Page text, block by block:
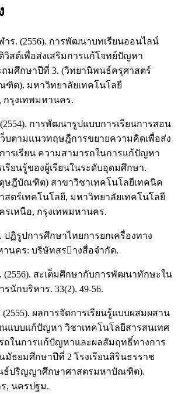
ร. (2556). การพัฒนาบทเรียนออนไลน์
สต์เพื่อส่งเสริมการแก้โจทย์ปัญหา
มศึกษาปีที่ 3. (วิทยานิพนธ์ครุศาสตร์
ต). มหาวิทยาลัยเทคโนโลยี
กรุงเทพมหานคร.
การพัฒนารูปแบบการเรียนการสอน
บตามแนวทฤษฎีการขยายความคิดเพื่อส่ง
ารเรียน ความสามารถในการแก้ปัญหา
รียนรู้ของผู้เรียนในระดับอุดมศึกษา.
ฎีบัณฑิต) สาขาวิชาเทคโนโลยีเทคนิค
ตร์เทคโนโลยี, มหาวิทยาลัยเทคโนโลยี
รเหนือ, กรุงเทพมหานคร.
ปฏิรูปการศึกษาไทยการยกเครื่องทาง
นคร: บริษัทสรางสื่อจำกัด.
สะเต็มศึกษากับการพัฒนาทักษะใน
นักบริหาร. 33(2). 49-56.
ผลการจัดการเรียนรู้แบบผสมผสาน
นแบบแก้ปัญหา วิชาเทคโนโลยีสารสนเทศ
ถในการแก้ปัญหาและผลสัมฤทธิ์ทางการ
มัธยมศึกษาปีที่ 2 โรงเรียนสิรินธรราช
ธ์ปริญญาศึกษาศาสตรมหาบัณฑิต).
, นครปฐม.